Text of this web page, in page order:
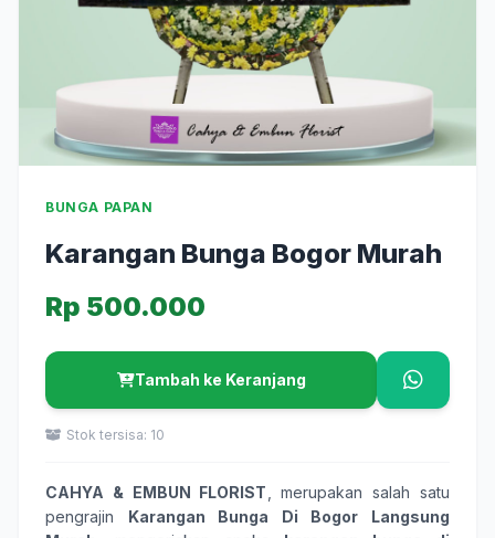
BUNGA PAPAN
Karangan Bunga Bogor Murah
Rp 500.000
Tambah ke Keranjang
Stok tersisa: 10
CAHYA & EMBUN FLORIST , merupakan salah satu
pengrajin Karangan Bunga Di Bogor Langsung